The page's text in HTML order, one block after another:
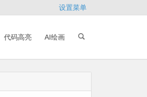
设置菜单
代码高亮 AI绘画